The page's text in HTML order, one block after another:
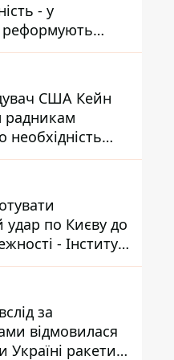
- у
реформують
керівництва
США Кейн
радникам
необхідність
війну з Іраном –
удар по Києву до
- Інститут
за
відмовилася
Україні ракети